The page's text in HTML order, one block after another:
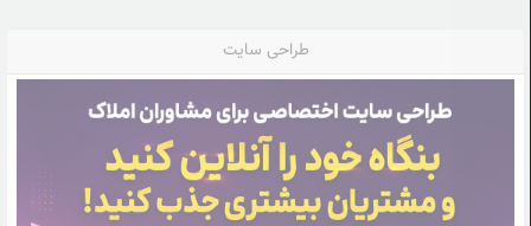
طراحی سایت